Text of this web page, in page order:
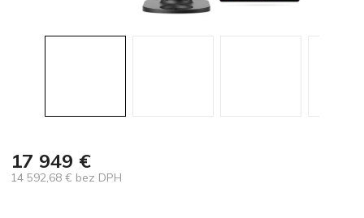
17 949 €
14 592,68 € bez DPH